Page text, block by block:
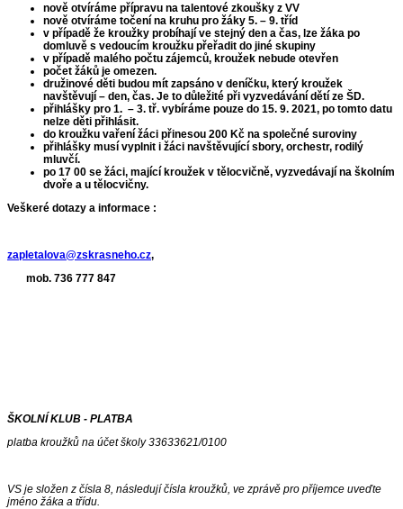
nově otvíráme přípravu na talentové zkoušky z VV
nově otvíráme točení na kruhu pro žáky 5. – 9. tříd
v případě že kroužky probíhají ve stejný den a čas, lze žáka po
domluvě s vedoucím kroužku přeřadit do jiné skupiny
v případě malého počtu zájemců, kroužek nebude otevřen
počet žáků je omezen.
družinové děti budou mít zapsáno v deníčku, který kroužek
navštěvují – den, čas. Je to důležité při vyzvedávání dětí ze ŠD.
přihlášky pro 1. – 3. tř. vybíráme pouze do 15. 9. 2021, po tomto datu
nelze děti přihlásit.
do kroužku vaření žáci přinesou 200 Kč na společné suroviny
přihlášky musí vyplnit i žáci navštěvující sbory, orchestr, rodilý
mluvčí.
po 17 00 se žáci, mající kroužek v tělocvičně, vyzvedávají na školním
dvoře a u tělocvičny.
Veškeré dotazy a informace :
zapletalova@zskrasneho.cz,
mob. 736 777 847
ŠKOLNÍ KLUB - PLATBA
platba kroužků na účet školy 33633621/0100
VS je složen z čísla 8, následují čísla kroužků, ve zprávě pro příjemce uveďte
jméno žáka a třídu.